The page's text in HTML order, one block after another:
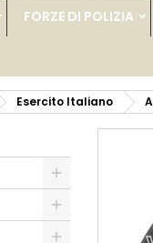
FORZE DI POLIZIA
Esercito Italiano